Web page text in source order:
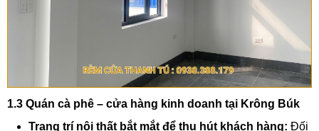
1.3 Quán cà phê – cửa hàng kinh doanh tại Krông Búk
Trang trí nội thất bắt mắt để thu hút khách hàng: Đối